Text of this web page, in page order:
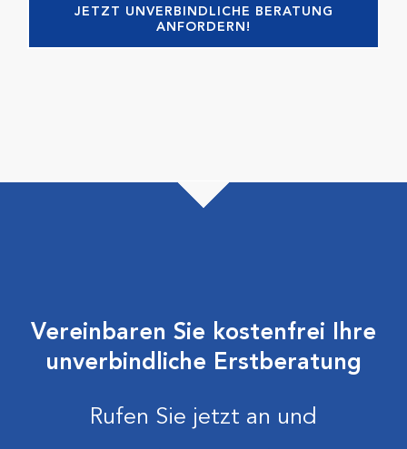
JETZT UNVERBINDLICHE BERATUNG
ANFORDERN!
Vereinbaren Sie kostenfrei Ihre
unverbindliche Erstberatung
Rufen Sie jetzt an und